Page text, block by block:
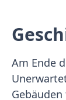
Am Ende